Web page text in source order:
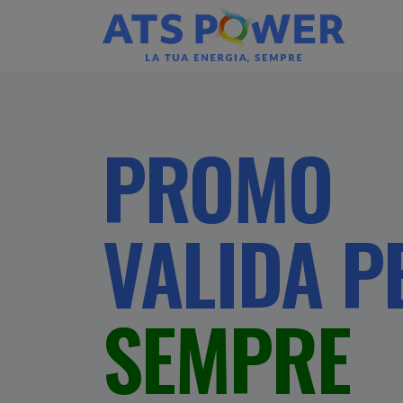
PROMO
VALIDA
SEMPRE